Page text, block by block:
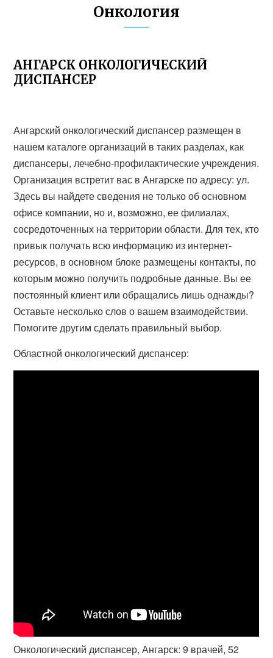
Онкология
АНГАРСК ОНКОЛОГИЧЕСКИЙ
ДИСПАНСЕР
Ангарский онкологический диспансер размещен в
нашем каталоге организаций в таких разделах, как
диспансеры, лечебно-профилактические учреждения.
Организация встретит вас в Ангарске по адресу: ул.
Здесь вы найдете сведения не только об основном
офисе компании, но и, возможно, ее филиалах,
сосредоточенных на территории области. Для тех, кто
привык получать всю информацию из интернет-
ресурсов, в основном блоке размещены контакты, по
которым можно получить подробные данные. Вы ее
постоянный клиент или обращались лишь однажды?
Оставьте несколько слов о вашем взаимодействии.
Помогите другим сделать правильный выбор.
Областной онкологический диспансер:
Онкологический диспансер, Ангарск: 9 врачей, 52